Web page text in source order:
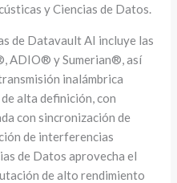
y Ciencias de Datos.
de Datavault AI incluye las
ADIO® y Sumerian®, así
inalámbrica
alta definición, con
con sincronización de
de interferencias
de Datos aprovecha el
de alto rendimiento